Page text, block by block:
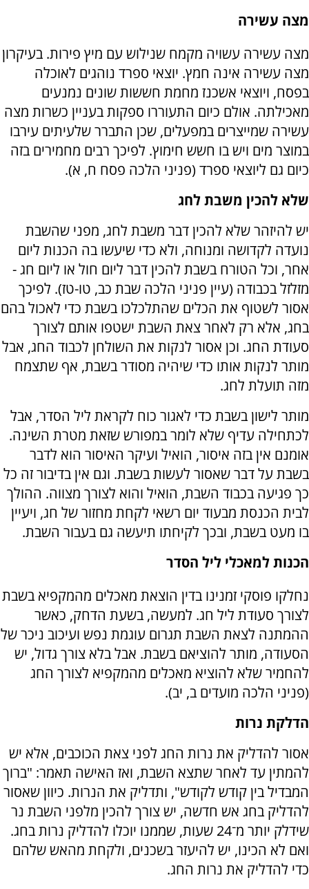
מצה עשירה
מצה עשירה עשויה מקמח שנילוש עם מיץ פירות. בעיקרון
מצה עשירה אינה חמץ. יוצאי ספרד נוהגים לאוכלה
בפסח, ויוצאי אשכנז מחמת חששות שונים נמנעים
מאכילתה. אולם כיום התעוררו ספקות בעניין כשרות מצה
עשירה שמייצרים במפעלים, שכן התברר שלעיתים עירבו
במוצר מים ויש בו חשש חימוץ. לפיכך רבים מחמירים בזה
כיום גם ליוצאי ספרד (פניני הלכה פסח ח, א).
שלא להכין משבת לחג
יש להיזהר שלא להכין דבר משבת לחג, מפני שהשבת
נועדה לקדושה ומנוחה, ולא כדי שיעשו בה הכנות ליום
אחר, וכל הטורח בשבת להכין דבר ליום חול או ליום חג -
מזלזל בכבודה (עיין פניני הלכה שבת כב, טו-טז). לפיכך
אסור לשטוף את הכלים שהתלכלכו בשבת כדי לאכול בהם
בחג, אלא רק לאחר צאת השבת ישטפו אותם לצורך
סעודת החג. וכן אסור לנקות את השולחן לכבוד החג, אבל
מותר לנקות אותו כדי שיהיה מסודר בשבת, אף שתצמח
מזה תועלת לחג.
מותר לישון בשבת כדי לאגור כוח לקראת ליל הסדר, אבל
לכתחילה עדיף שלא לומר במפורש שזאת מטרת השינה.
אומנם אין בזה איסור, הואיל ועיקר האיסור הוא לדבר
בשבת על דבר שאסור לעשות בשבת. וגם אין בדיבור זה כל
כך פגיעה בכבוד השבת, הואיל והוא לצורך מצווה. ההולך
לבית הכנסת מבעוד יום רשאי לקחת מחזור של חג, ויעיין
בו מעט בשבת, ובכך לקיחתו תיעשה גם בעבור השבת.
הכנות למאכלי ליל הסדר
נחלקו פוסקי זמנינו בדין הוצאת מאכלים מהמקפיא בשבת
לצורך סעודת ליל חג. למעשה, בשעת הדחק, כאשר
ההמתנה לצאת השבת תגרום עוגמת נפש ועיכוב ניכר של
הסעודה, מותר להוציאם בשבת. אבל בלא צורך גדול, יש
להחמיר שלא להוציא מאכלים מהמקפיא לצורך החג
(פניני הלכה מועדים ב, יב).
הדלקת נרות
אסור להדליק את נרות החג לפני צאת הכוכבים, אלא יש
להמתין עד לאחר שתצא השבת, ואז האישה תאמר: "ברוך
המבדיל בין קודש לקודש", ותדליק את הנרות. כיוון שאסור
להדליק בחג אש חדשה, יש צורך להכין מלפני השבת נר
שידלק יותר מ־24 שעות, שממנו יוכלו להדליק נרות בחג.
ואם לא הכינו, יש להיעזר בשכנים, ולקחת מהאש שלהם
כדי להדליק את נרות החג.